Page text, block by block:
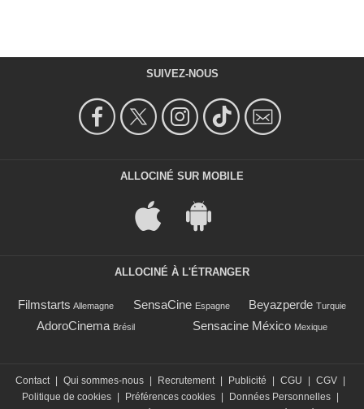
SUIVEZ-NOUS
ALLOCINÉ SUR MOBILE
ALLOCINÉ À L'ÉTRANGER
Filmstarts Allemagne SensaCine Espagne Beyazperde Turquie
AdoroCinema Brésil Sensacine México Mexique
Contact Qui sommes-nous Recrutement Publicité CGU CGV
Politique de cookies
Préférences cookies Données Personnelles